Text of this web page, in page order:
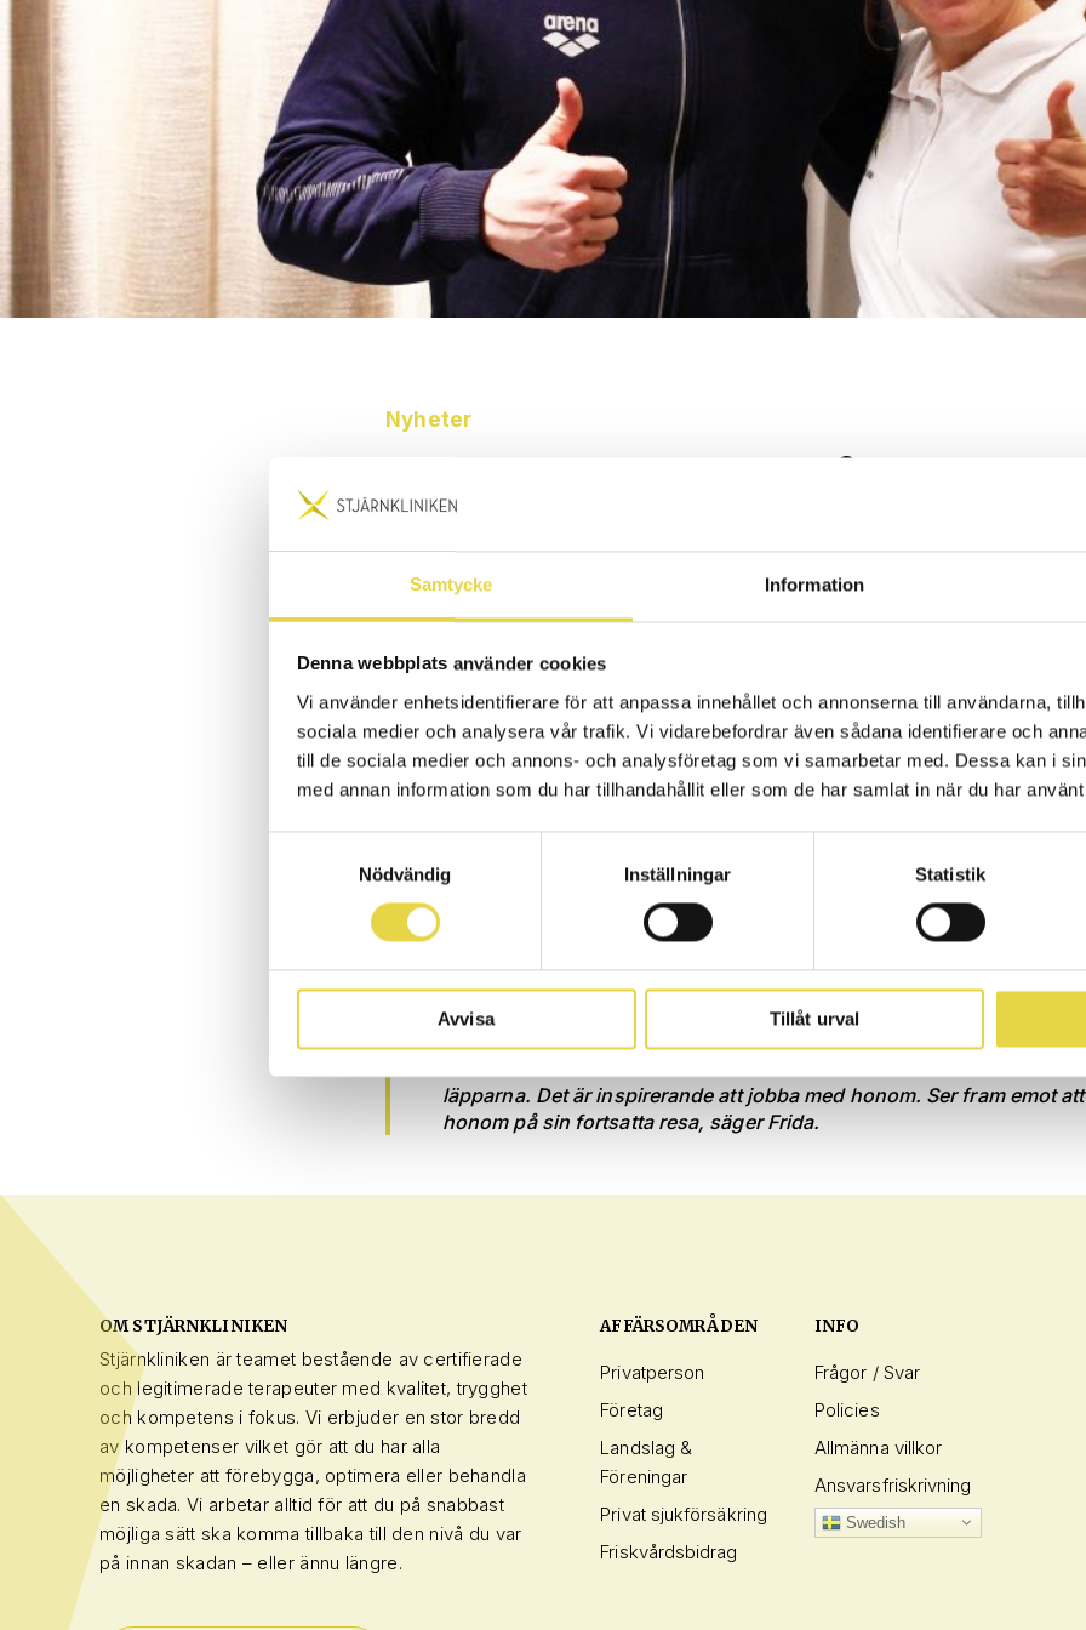
Samtycke Information
Denna webbplats använder cookies
Vi använder enhetsidentifierare för att anpassa innehållet och annonserna till användarna,
sociala medier och analysera vår trafik. Vi vidarebefordrar även sådana identifierare och
till de sociala medier och annons- och analysföretag som vi samarbetar med. Dessa kan i
med annan information som du har tillhandahållit eller som de har samlat in när du har
Nödvändig
Inställningar Statistik
Avvisa Tillåt urval
Nyheter
Att prestera på
nivå
PUBLICERAD 2019-06-03
16 åriga Emil Kernen är bäst i Sverige i sin åldersklass på 100 m
utöver det har han även kommit tvåa i 200 m ryggsim på
sjunde bästa tiden på 100 m under junior-SM och simmade A-
SM där han slutade åtta med personligt rekord på 56:05. Vilken
meriter!
Vår idrottsfysiolog Frida Bylinder har under cirka 7 månader hjälpt
nervositet i pressade situationer, som på stora tävlingar. Frida har
han kan tänka, att acceptera sin omgivning, vilka färdigheter som finns
kan påverkas i tävlingen. Mycket reflektion och tankar kring vad som
och vad som skulle fungera bättre.
läpparna. Det är inspirerande att jobba med honom. Ser fram emot
honom på sin fortsatta resa, säger Frida.
OM STJÄRNKLINIKEN
Stjärnkliniken är teamet bestående av certifierade
och legitimerade terapeuter med kvalitet, trygghet
och kompetens i fokus. Vi erbjuder en stor bredd
av kompetenser vilket gör att du har alla
möjligheter att förebygga, optimera eller behandla
en skada. Vi arbetar alltid för att du på snabbast
möjliga sätt ska komma tillbaka till den nivå du var
på innan skadan – eller ännu längre.
AFFÄRSOMRÅDEN
Privatperson
Företag
Landslag &
Föreningar
Privat sjukförsäkring
Friskvårdsbidrag
INFO
Frågor / Svar
Policies
Allmänna villkor
Ansvarsfriskrivning
Swedish